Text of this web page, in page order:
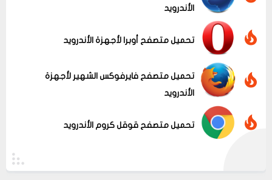
الأندرويد
تحميل متصفح أوبرا لأجهزة الأندرويد
تحميل متصفح فايرفوكس الشهير لأجهزة
الأندرويد
تحميل متصفح قوقل كروم الأندرويد